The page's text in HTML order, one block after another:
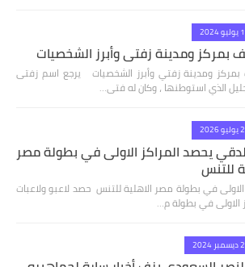
بمركز ومدينة زفتي وأبرز الشخصيات
بمركز ومدينة زفتي وأبرز الشخصيات يرجع اسم زفتى
الذي استوطنها ، وكان له فتى…
يحصد المراكز الاولى في بطولة مصر
للتنس
في بطولة مصر الاهلية للتنس حصد لاعبو ولاعبات
الاولى في بطولة م…